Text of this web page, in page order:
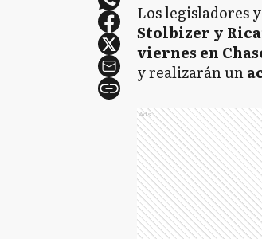
Los legisladores
Stolbizer y
viernes en
y realizarán un
Ads